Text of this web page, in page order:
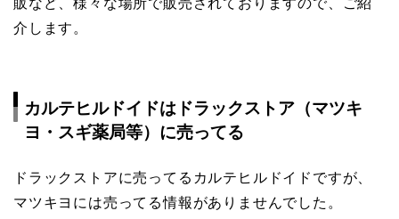
販など、様々な場所で販売されておりますので、ご紹
介します。
カルテヒルドイドはドラックストア（マツキ
ヨ・スギ薬局等）に売ってる
ドラックストアに売ってるカルテヒルドイドですが、
マツキヨには売ってる情報がありませんでした。